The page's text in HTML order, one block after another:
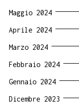
Maggio 2024
Aprile 2024
Marzo 2024
Febbraio 2024
Gennaio 2024
Dicembre 2023